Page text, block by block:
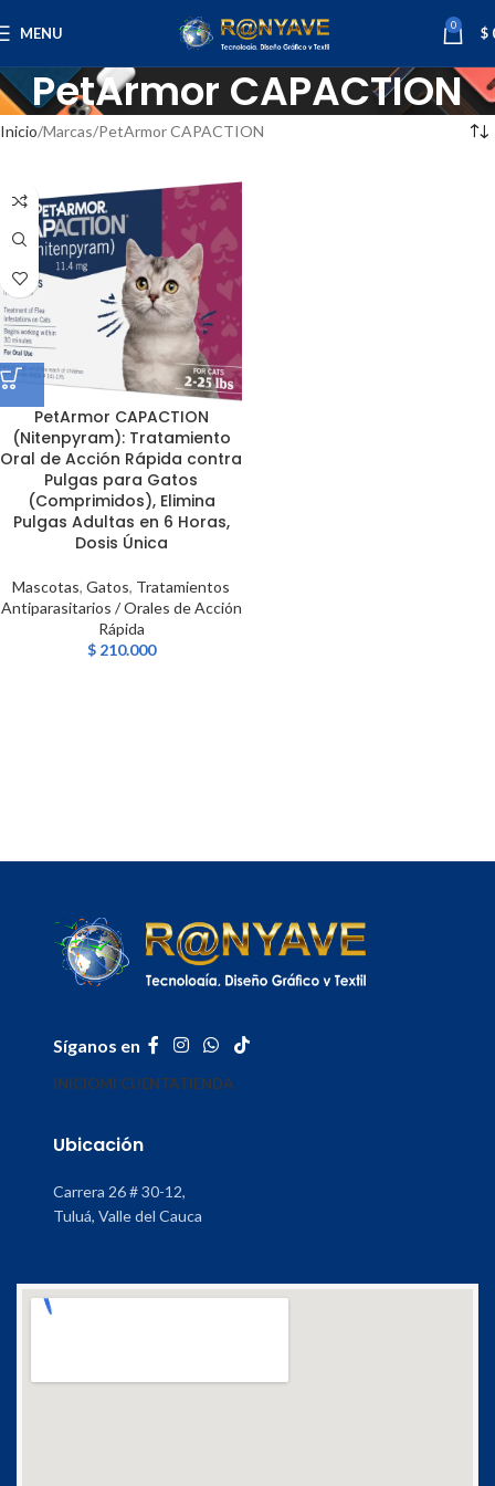
MENU 0 $
PetArmor CAPACTION
Inicio Marcas PetArmor CAPACTION
PetArmor CAPACTION
(Nitenpyram): Tratamiento
Oral de Acción Rápida contra
Pulgas para Gatos
(Comprimidos), Elimina
Pulgas Adultas en 6 Horas,
Dosis Única
Mascotas, Gatos, Tratamientos
Antiparasitarios / Orales de Acción
Rápida
$210.000
Síganos en
INICIOMI CUENTATIENDA
Ubicación
Carrera 26 # 30-12,
Tuluá, Valle del Cauca